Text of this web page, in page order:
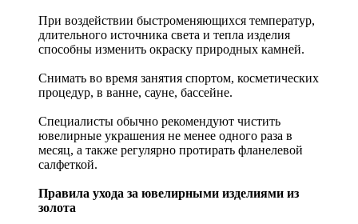
При воздействии быстроменяющихся температур,
длительного источника света и тепла изделия
способны изменить окраску природных камней.
Снимать во время занятия спортом, косметических
процедур, в ванне, сауне, бассейне.
Специалисты обычно рекомендуют чистить
ювелирные украшения не менее одного раза в
месяц, а также регулярно протирать фланелевой
салфеткой.
Правила ухода за ювелирными изделиями из
золота